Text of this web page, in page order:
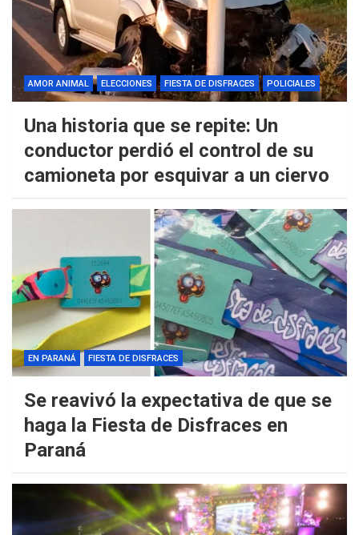
AMOR ANIMAL ELECCIONES FIESTA DE DISFRACES POLICIALES
Una historia que se repite: Un
conductor perdió el control de su
camioneta por esquivar a un ciervo
EN PARANÁ FIESTA DE DISFRACES
Se reavivó la expectativa de que se
haga la Fiesta de Disfraces en
Paraná